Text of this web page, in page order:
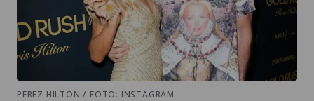
PEREZ HILTON / FOTO: INSTAGRAM